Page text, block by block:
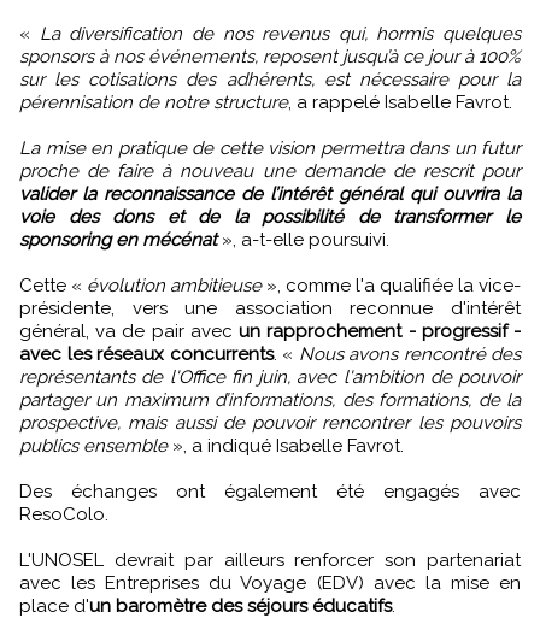
« La diversification de nos revenus qui, hormis quelques
sponsors à nos événements, reposent jusqu’à ce jour à 100%
sur les cotisations des adhérents, est nécessaire pour la
pérennisation de notre structure, a rappelé Isabelle Favrot.
La mise en pratique de cette vision permettra dans un futur
proche de faire à nouveau une demande de rescrit pour
valider la reconnaissance de l’intérêt général qui ouvrira la
voie des dons et de la possibilité de transformer le
sponsoring en mécénat», a-t-elle poursuivi.
Cette « évolution ambitieuse», comme l'a qualifiée la vice-
présidente, vers une association reconnue d'intérêt
général, va de pair avecun rapprochement - progressif -
avec les réseaux concurrents. « Nous avons rencontré des
représentants de l'Office fin juin, avec l'ambition de pouvoir
partager un maximum d’informations, des formations, de la
prospective, mais aussi de pouvoir rencontrer les pouvoirs
publics ensemble», a indiqué Isabelle Favrot.
Des échanges ont également été engagés avec
ResoColo.
L'UNOSEL devrait par ailleurs renforcer son partenariat
avec les Entreprises du Voyage (EDV) avec la mise en
place d'un baromètre des séjours éducatifs.